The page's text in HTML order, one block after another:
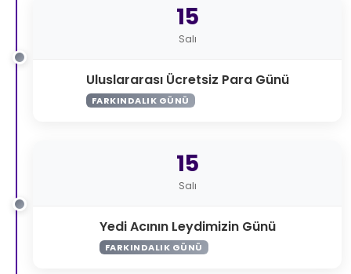
15
Salı
Uluslararası Ücretsiz Para Günü
FARKINDALIK GÜNÜ
15
Salı
Yedi Acının Leydimizin Günü
FARKINDALIK GÜNÜ